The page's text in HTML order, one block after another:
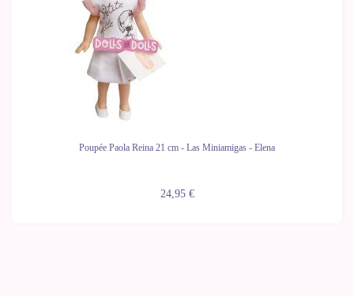
Poupée Paola Reina 21 cm - Las Miniamigas - Elena
24,95 €